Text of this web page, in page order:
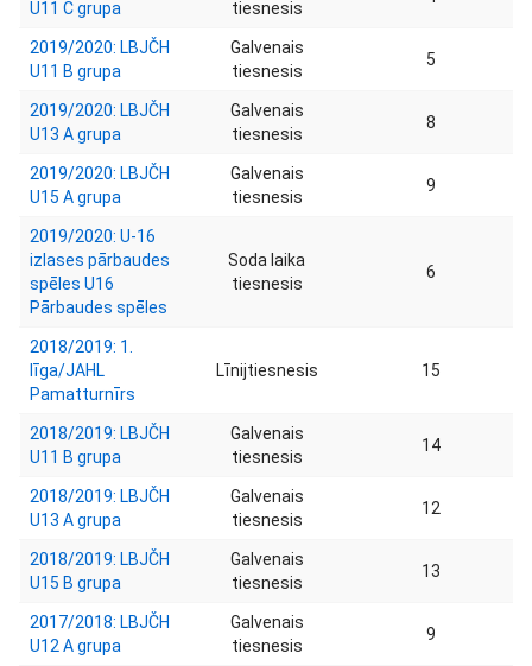
U11 C grupa
tiesnesis
2019/2020: LBJČH
U11 B grupa
Galvenais
tiesnesis
5
2019/2020: LBJČH
U13 A grupa
Galvenais
tiesnesis
8
2019/2020: LBJČH
U15 A grupa
Galvenais
tiesnesis
9
2019/2020: U-16
izlases pārbaudes
spēles U16
Pārbaudes spēles
Soda laika
tiesnesis
6
2018/2019: 1.
līga/JAHL
Pamatturnīrs
Līnijtiesnesis 15
2018/2019: LBJČH
U11 B grupa
Galvenais
tiesnesis
14
2018/2019: LBJČH
U13 A grupa
Galvenais
tiesnesis
12
2018/2019: LBJČH
U15 B grupa
Galvenais
tiesnesis
13
2017/2018: LBJČH
U12 A grupa
Galvenais
tiesnesis
9